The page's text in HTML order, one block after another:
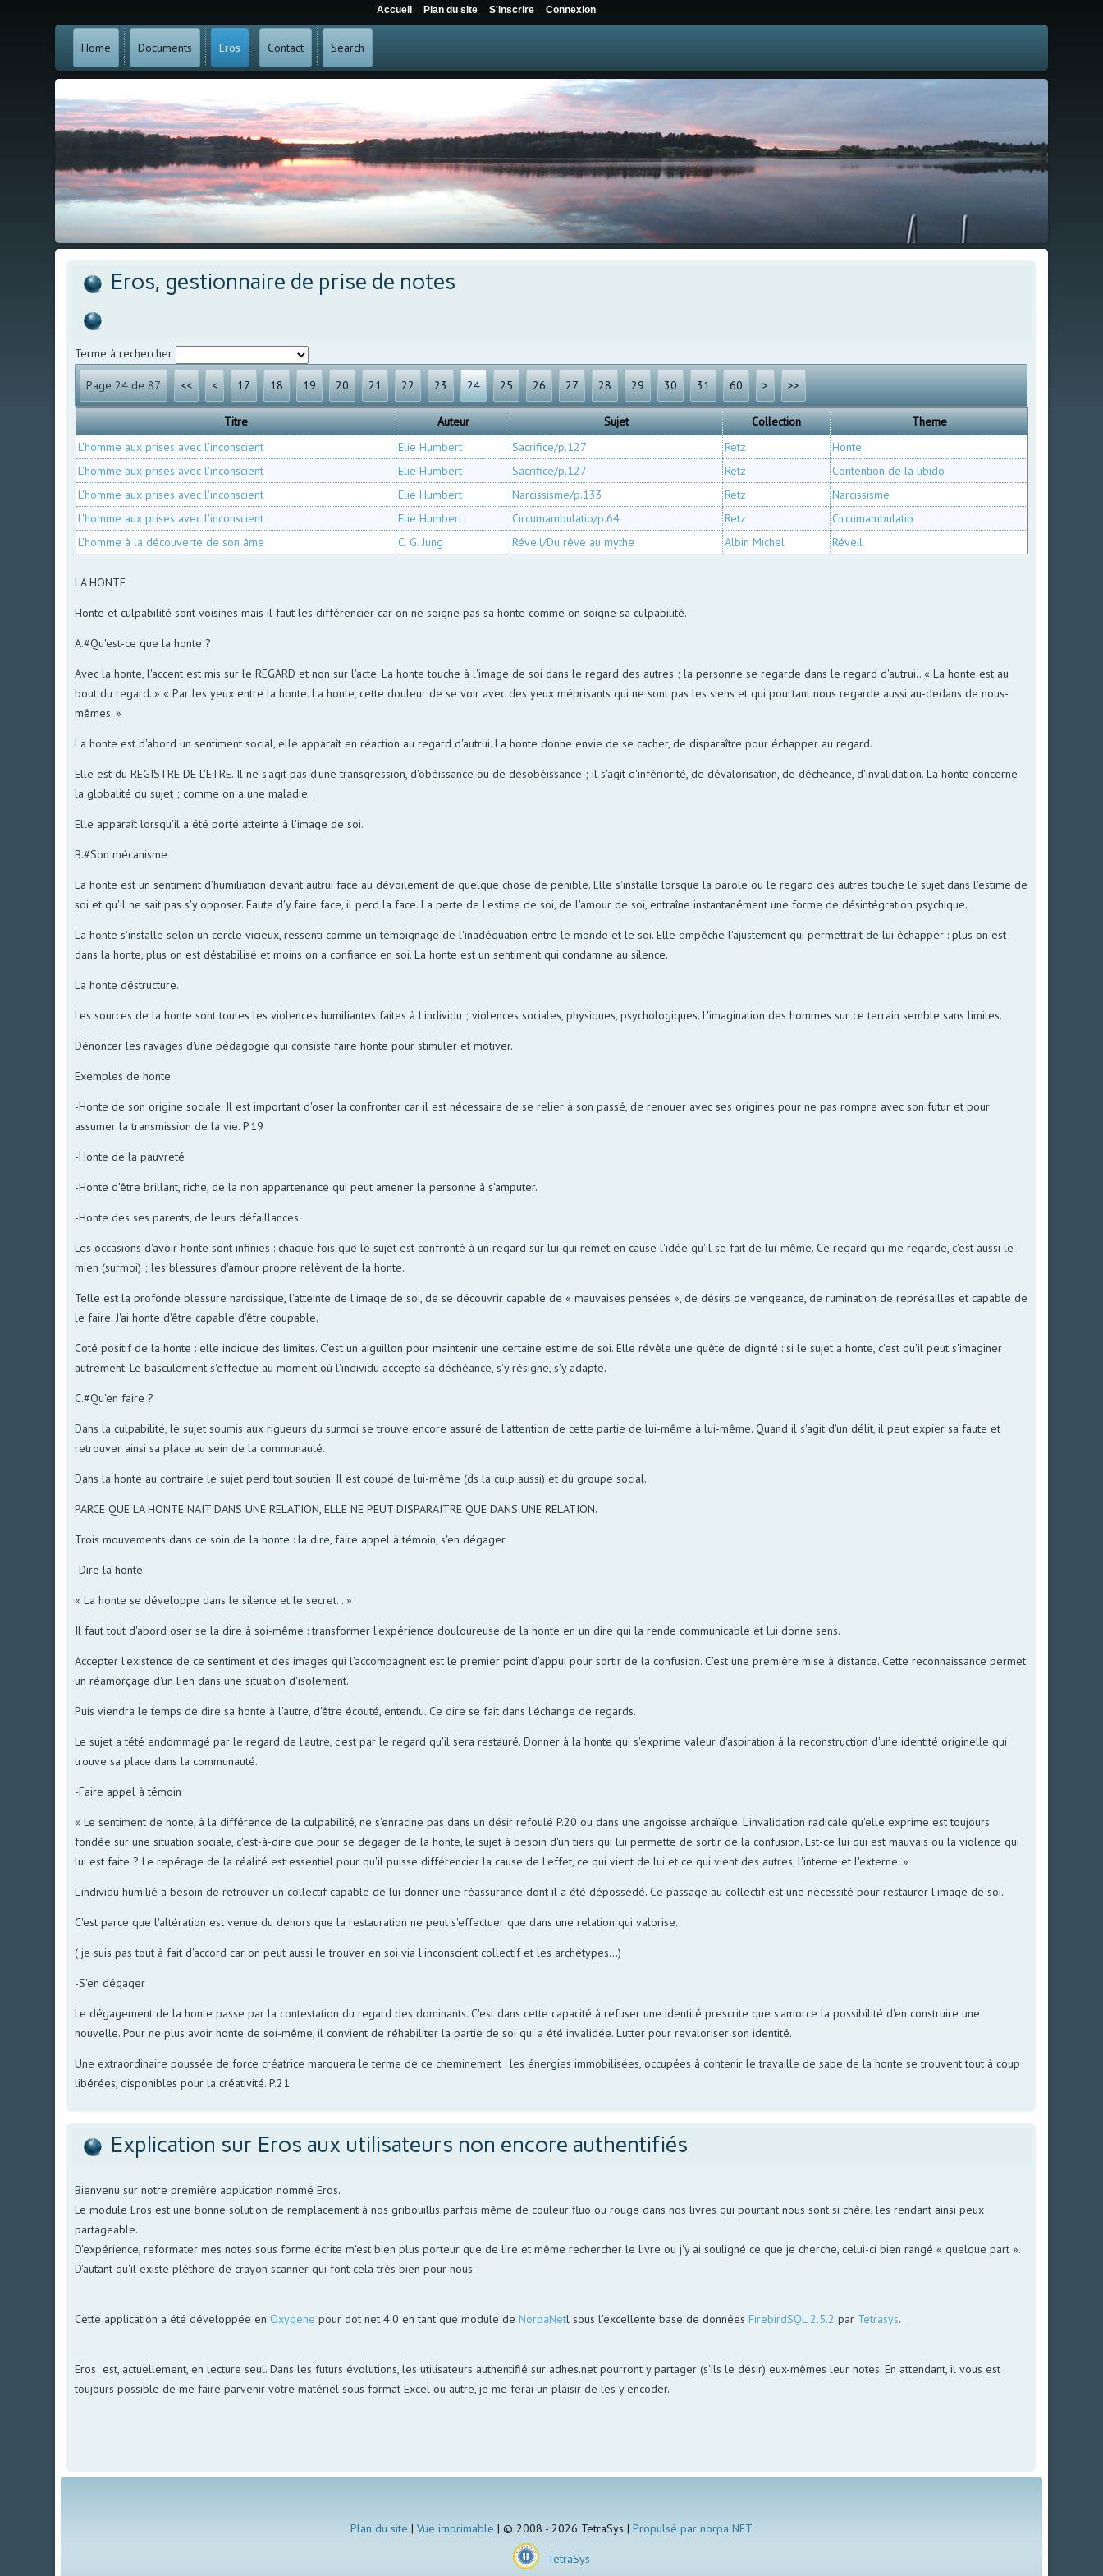
Home Documents Eros Contact Search
Eros, gestionnaire de prise de notes
Terme à rechercher
Page 24 de 87 << < 17 18 19 20 21 22 23 24 25 26 27 28 29 30 31 60 > >>
Titre Auteur Sujet Collection
Theme
L'homme aux prises avec l'inconscient
Elie Humbert Sacrifice/p.127 Retz
Honte
L'homme aux prises avec l'inconscient
Elie Humbert Sacrifice/p.127 Retz
Contention de la libido
L'homme aux prises avec l'inconscient
Elie Humbert Narcissisme/p.133 Retz
Narcissisme
L'homme aux prises avec l'inconscient
Elie Humbert Circumambulatio/p.64 Retz
Circumambulatio
L'homme à la découverte de son âme
C. G. Jung Réveil/Du rêve au mythe Albin Michel Réveil
LA HONTE
Honte et culpabilité sont voisines mais il faut les différencier car on ne soigne pas sa honte comme on soigne sa culpabilité.
A.#Qu'est-ce que la honte ?
Avec la honte, l'accent est mis sur le REGARD et non sur l'acte. La honte touche à l'image de soi dans le regard des autres ; la personne se regarde dans le regard d'autrui.. « La honte est au
bout du regard. » « Par les yeux entre la honte. La honte, cette douleur de se voir avec des yeux méprisants qui ne sont pas les siens et qui pourtant nous regarde aussi au-dedans de nous-
mêmes. »
La honte est d'abord un sentiment social, elle apparaît en réaction au regard d'autrui. La honte donne envie de se cacher, de disparaître pour échapper au regard.
Elle est du REGISTRE DE L'ETRE. Il ne s'agit pas d'une transgression, d'obéissance ou de désobéissance ; il s'agit d'infériorité, de dévalorisation, de déchéance, d'invalidation. La honte concerne
la globalité du sujet ; comme on a une maladie.
Elle apparaît lorsqu'il a été porté atteinte à l'image de soi.
B.#Son mécanisme
La honte est un sentiment d'humiliation devant autrui face au dévoilement de quelque chose de pénible. Elle s'installe lorsque la parole ou le regard des autres touche le sujet dans l'estime de
soi et qu'il ne sait pas s'y opposer. Faute d'y faire face, il perd la face. La perte de l'estime de soi, de l'amour de soi, entraîne instantanément une forme de désintégration psychique.
La honte s'installe selon un cercle vicieux, ressenti comme un témoignage de l'inadéquation entre le monde et le soi. Elle empêche l'ajustement qui permettrait de lui échapper : plus on est
dans la honte, plus on est déstabilisé et moins on a confiance en soi. La honte est un sentiment qui condamne au silence.
La honte déstructure.
Les sources de la honte sont toutes les violences humiliantes faites à l'individu ; violences sociales, physiques, psychologiques. L'imagination des hommes sur ce terrain semble sans limites.
Dénoncer les ravages d'une pédagogie qui consiste faire honte pour stimuler et motiver.
Exemples de honte
-Honte de son origine sociale. Il est important d'oser la confronter car il est nécessaire de se relier à son passé, de renouer avec ses origines pour ne pas rompre avec son futur et pour
assumer la transmission de la vie. P.19
-Honte de la pauvreté
-Honte d'être brillant, riche, de la non appartenance qui peut amener la personne à s'amputer.
-Honte des ses parents, de leurs défaillances
Les occasions d'avoir honte sont infinies : chaque fois que le sujet est confronté à un regard sur lui qui remet en cause l'idée qu'il se fait de lui-même. Ce regard qui me regarde, c'est aussi le
mien (surmoi) ; les blessures d'amour propre relèvent de la honte.
Telle est la profonde blessure narcissique, l'atteinte de l'image de soi, de se découvrir capable de « mauvaises pensées », de désirs de vengeance, de rumination de représailles et capable de
le faire. J'ai honte d'être capable d'être coupable.
Coté positif de la honte : elle indique des limites. C'est un aiguillon pour maintenir une certaine estime de soi. Elle révèle une quête de dignité : si le sujet a honte, c'est qu'il peut s'imaginer
autrement. Le basculement s'effectue au moment où l'individu accepte sa déchéance, s'y résigne, s'y adapte.
C.#Qu'en faire ?
Dans la culpabilité, le sujet soumis aux rigueurs du surmoi se trouve encore assuré de l'attention de cette partie de lui-même à lui-même. Quand il s'agit d'un délit, il peut expier sa faute et
retrouver ainsi sa place au sein de la communauté.
Dans la honte au contraire le sujet perd tout soutien. Il est coupé de lui-même (ds la culp aussi) et du groupe social.
PARCE QUE LA HONTE NAIT DANS UNE RELATION, ELLE NE PEUT DISPARAITRE QUE DANS UNE RELATION.
Trois mouvements dans ce soin de la honte : la dire, faire appel à témoin, s'en dégager.
-Dire la honte
« La honte se développe dans le silence et le secret. . »
Il faut tout d'abord oser se la dire à soi-même : transformer l'expérience douloureuse de la honte en un dire qui la rende communicable et lui donne sens.
Accepter l'existence de ce sentiment et des images qui l'accompagnent est le premier point d'appui pour sortir de la confusion. C'est une première mise à distance. Cette reconnaissance permet
un réamorçage d'un lien dans une situation d'isolement.
Puis viendra le temps de dire sa honte à l'autre, d'être écouté, entendu. Ce dire se fait dans l'échange de regards.
Le sujet a tété endommagé par le regard de l'autre, c'est par le regard qu'il sera restauré. Donner à la honte qui s'exprime valeur d'aspiration à la reconstruction d'une identité originelle qui
trouve sa place dans la communauté.
-Faire appel à témoin
« Le sentiment de honte, à la différence de la culpabilité, ne s'enracine pas dans un désir refoulé P.20 ou dans une angoisse archaïque. L'invalidation radicale qu'elle exprime est toujours
fondée sur une situation sociale, c'est-à-dire que pour se dégager de la honte, le sujet à besoin d'un tiers qui lui permette de sortir de la confusion. Est-ce lui qui est mauvais ou la violence qui
lui est faite ? Le repérage de la réalité est essentiel pour qu'il puisse différencier la cause de l'effet, ce qui vient de lui et ce qui vient des autres, l'interne et l'externe. »
L'individu humilié a besoin de retrouver un collectif capable de lui donner une réassurance dont il a été dépossédé. Ce passage au collectif est une nécessité pour restaurer l'image de soi.
C'est parce que l'altération est venue du dehors que la restauration ne peut s'effectuer que dans une relation qui valorise.
( je suis pas tout à fait d'accord car on peut aussi le trouver en soi via l'inconscient collectif et les archétypes...)
-S'en dégager
Le dégagement de la honte passe par la contestation du regard des dominants. C'est dans cette capacité à refuser une identité prescrite que s'amorce la possibilité d'en construire une
nouvelle. Pour ne plus avoir honte de soi-même, il convient de réhabiliter la partie de soi qui a été invalidée. Lutter pour revaloriser son identité.
Une extraordinaire poussée de force créatrice marquera le terme de ce cheminement : les énergies immobilisées, occupées à contenir le travaille de sape de la honte se trouvent tout à coup
libérées, disponibles pour la créativité. P.21
Explication sur Eros aux utilisateurs non encore authentifiés
Bienvenu sur notre première application nommé Eros.
Le module Eros est une bonne solution de remplacement à nos gribouillis parfois même de couleur fluo ou rouge dans nos livres qui pourtant nous sont si chère, les rendant ainsi peux
partageable.
D'expérience, reformater mes notes sous forme écrite m'est bien plus porteur que de lire et même rechercher le livre ou j'y ai souligné ce que je cherche, celui-ci bien rangé « quelque part ».
D'autant qu'il existe pléthore de crayon scanner qui font cela très bien pour nous.
Cette application a été développée en Oxygene pour dot net 4.0 en tant que module deNorpaNetl sous l'excellente base de donnéesFirebirdSQL 2.5.2 par Tetrasys.
Eros est, actuellement, en lecture seul. Dans les futurs évolutions, les utilisateurs authentifié sur adhes.net pourront y partager (s'ils le désir) eux-mêmes leur notes. En attendant, il vous est
toujours possible de me faire parvenir votre matériel sous format Excel ou autre, je me ferai un plaisir de les y encoder.
Plan du site | Vue imprimable | © 2008 - 2026 TetraSys | Propulsé par norpa NET
TetraSys
Accueil Plan du site S'inscrire Connexion